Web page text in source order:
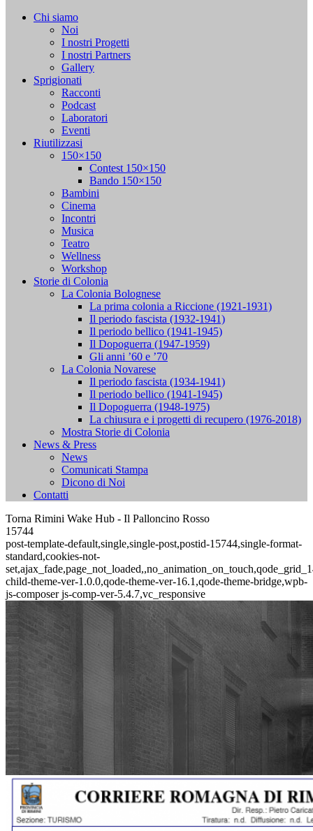
Chi siamo
Noi
I nostri Progetti
I nostri Partners
Gallery
Sprigionati
Racconti
Podcast
Laboratori
Eventi
Riutilizzasi
150×150
Contest 150×150
Bando 150×150
Bambini
Cinema
Incontri
Musica
Teatro
Wellness
Workshop
Storie di Colonia
La Colonia Bolognese
La prima colonia a Riccione (1921-1931)
Il periodo fascista (1932-1941)
Il periodo bellico (1941-1945)
Il Dopoguerra (1947-1959)
Gli anni ’60 e ’70
La Colonia Novarese
Il periodo fascista (1934-1941)
Il periodo bellico (1941-1945)
Il Dopoguerra (1948-1975)
La chiusura e i progetti di recupero (1976-2018)
Mostra Storie di Colonia
News & Press
News
Comunicati Stampa
Dicono di Noi
Contatti
Torna Rimini Wake Hub - Il Palloncino Rosso
15744
post-template-default,single,single-post,postid-15744,single-format-
standard,cookies-not-
child-theme-ver-1.0.0,qode-theme-ver-16.1,qode-theme-bridge,wpb-
js-composer js-comp-ver-5.4.7,vc_responsive